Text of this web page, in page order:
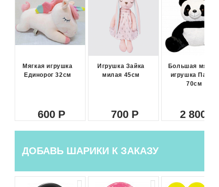
Мягкая игрушка
Единорог 32см
600
Игрушка Зайка
милая 45см
700
Большая
игрушка Панда
70см
2 800
ДОБАВЬ ШАРИКИ К ЗАКАЗУ